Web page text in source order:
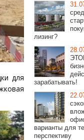
для
лизинг?
зарабатывать!
варианты для
перспективу